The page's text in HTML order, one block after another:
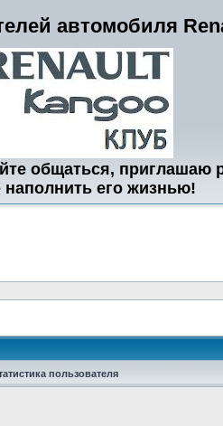
автомобиля
общаться, приглашаю
его жизнью!
пользователя